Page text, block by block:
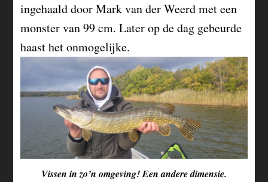
ingehaald door Mark van der Weerd met een
monster van 99 cm. Later op de dag gebeurde
haast het onmogelijke.
Vissen in zo’n omgeving! Een andere dimensie.